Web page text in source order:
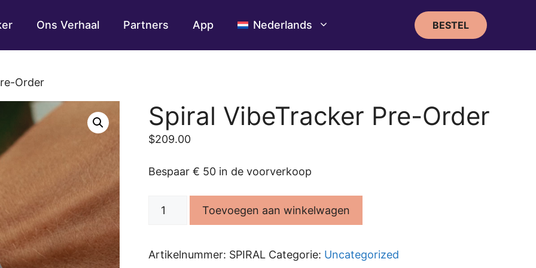
Ons Verhaal Partners App Nederlands BESTEL
Order
Spiral VibeTracker Pre-Order
$209.00
Bespaar € 50 in de voorverkoop
Order
Toevoegen aan winkelwagen
Artikelnummer: SPIRAL Categorie: Uncategorized